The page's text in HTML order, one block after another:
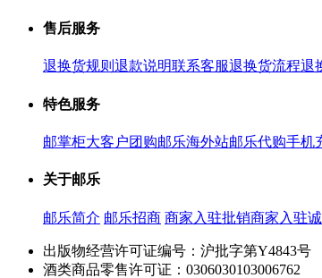
售后服务
退换货规则 退款说明联系客服退换货流程退
特色服务
邮掌柜大客户团购邮乐海外站邮乐代购手机
关于邮乐
邮乐简介 邮乐招商 商家入驻批销商家入驻
出版物经营许可证编号：沪批字第Y4843号
酒类商品零售许可证：0306030103006762